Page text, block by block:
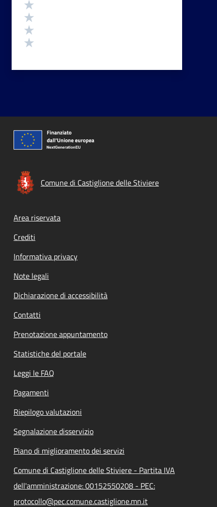
Comune di Castiglione delle Stiviere
Footer menu
Area riservata
Crediti
Informativa privacy
Note legali
Dichiarazione di accessibilità
Contatti
Prenotazione appuntamento
Statistiche del portale
Leggi le FAQ
Pagamenti
Riepilogo valutazioni
Segnalazione disservizio
Piano di miglioramento dei servizi
Comune di Castiglione delle Stiviere - Partita IVA
dell'amministrazione: 00152550208 - PEC:
protocollo@pec.comune.castiglione.mn.it